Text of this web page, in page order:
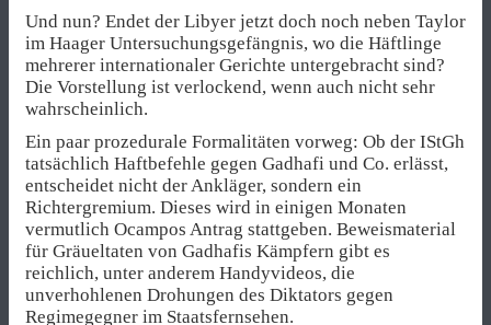
Und nun? Endet der Libyer jetzt doch noch neben Taylor
im Haager Untersuchungsgefängnis, wo die Häftlinge
mehrerer internationaler Gerichte untergebracht sind?
Die Vorstellung ist verlockend, wenn auch nicht sehr
wahrscheinlich.
Ein paar prozedurale Formalitäten vorweg: Ob der IStGh
tatsächlich Haftbefehle gegen Gadhafi und Co. erlässt,
entscheidet nicht der Ankläger, sondern ein
Richtergremium. Dieses wird in einigen Monaten
vermutlich Ocampos Antrag stattgeben. Beweismaterial
für Gräueltaten von Gadhafis Kämpfern gibt es
reichlich, unter anderem Handyvideos, die
unverhohlenen Drohungen des Diktators gegen
Regimegegner im Staatsfernsehen.